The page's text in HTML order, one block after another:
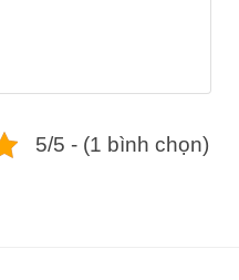
5/5 - (1 bình chọn)